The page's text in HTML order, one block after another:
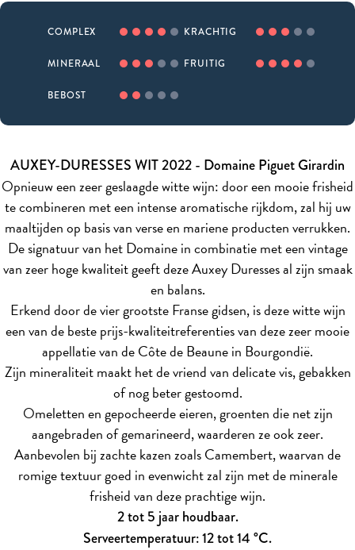
COMPLEX KRACHTIG
MINERAAL FRUITIG
BEBOST
AUXEY-DURESSES WIT 2022 - Domaine Piguet Girardin
Opnieuw een zeer geslaagde witte wijn: door een mooie frisheid
te combineren met een intense aromatische rijkdom, zal hij uw
maaltijden op basis van verse en mariene producten verrukken.
De signatuur van het Domaine in combinatie met een vintage
van zeer hoge kwaliteit geeft deze Auxey Duresses al zijn smaak
en balans.
Erkend door de vier grootste Franse gidsen, is deze witte wijn
een van de beste prijs-kwaliteitreferenties van deze zeer mooie
appellatie van de Côte de Beaune in Bourgondië.
Zijn mineraliteit maakt het de vriend van delicate vis, gebakken
of nog beter gestoomd.
Omeletten en gepocheerde eieren, groenten die net zijn
aangebraden of gemarineerd, waarderen ze ook zeer.
Aanbevolen bij zachte kazen zoals Camembert, waarvan de
romige textuur goed in evenwicht zal zijn met de minerale
frisheid van deze prachtige wijn.
2 tot 5 jaar houdbaar.
Serveertemperatuur: 12 tot 14 °C.